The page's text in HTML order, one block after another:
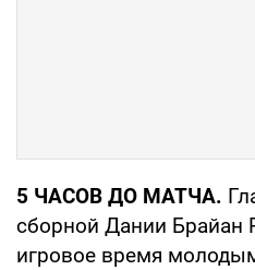
5 ЧАСОВ ДО МАТЧА.
сборной Дании Брайан
игровое время